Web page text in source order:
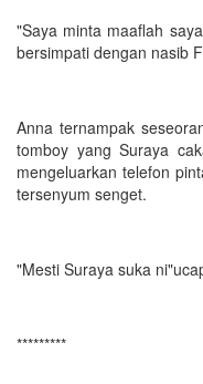
"Saya minta maaflah
bersimpati dengan nasib
Anna ternampak
tomboy yang Suraya
mengeluarkan telefon
tersenyum senget.
"Mesti Suraya suka
*********